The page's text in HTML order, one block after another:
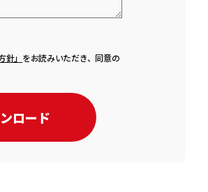
針」 をお読みいただき、同意の